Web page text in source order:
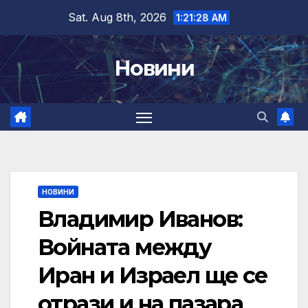
content
Sat. Aug 8th, 2026 1:21:29 AM
Новини
НОВИНИ
Владимир Иванов:
Войната между
Иран и Израел ще се